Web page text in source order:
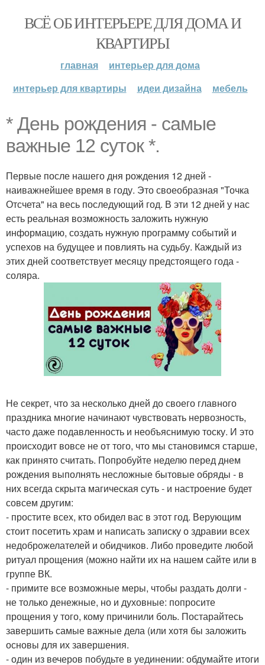
ВСЁ ОБ ИНТЕРЬЕРЕ ДЛЯ ДОМА И
КВАРТИРЫ
главная
интерьер для дома
интерьер для квартиры
идеи дизайна мебель
* День рождения - самые
важные 12 суток *.
Первые после нашего дня рождения 12 дней -
наиважнейшее время в году. Это своеобразная "Точка
Отсчета" на весь последующий год. В эти 12 дней у нас
есть реальная возможность заложить нужную
информацию, создать нужную программу событий и
успехов на будущее и повлиять на судьбу. Каждый из
этих дней соответствует месяцу предстоящего года -
соляра.
Не секрет, что за несколько дней до своего главного
праздника многие начинают чувствовать нервозность,
часто даже подавленность и необъяснимую тоску. И это
происходит вовсе не от того, что мы становимся старше,
как принято считать. Попробуйте неделю перед днем
рождения выполнять несложные бытовые обряды - в
них всегда скрыта магическая суть - и настроение будет
совсем другим:
- простите всех, кто обидел вас в этот год. Верующим
стоит посетить храм и написать записку о здравии всех
недоброжелателей и обидчиков. Либо проведите любой
ритуал прощения (можно найти их на нашем сайте или в
группе ВК.
- примите все возможные меры, чтобы раздать долги -
не только денежные, но и духовные: попросите
прощения у того, кому причинили боль. Постарайтесь
завершить самые важные дела (или хотя бы заложить
основы для их завершения.
- один из вечеров побудьте в уединении: обдумайте итоги